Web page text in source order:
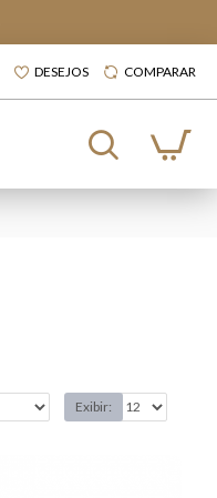
DESEJOS COMPARAR
Exibir: